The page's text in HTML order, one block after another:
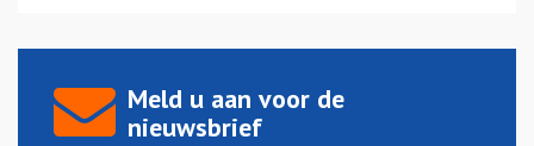
Meld u aan voor de
nieuwsbrief